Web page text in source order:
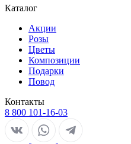
Каталог
Акции
Розы
Цветы
Композиции
Подарки
Повод
Контакты
8 800 101-16-03